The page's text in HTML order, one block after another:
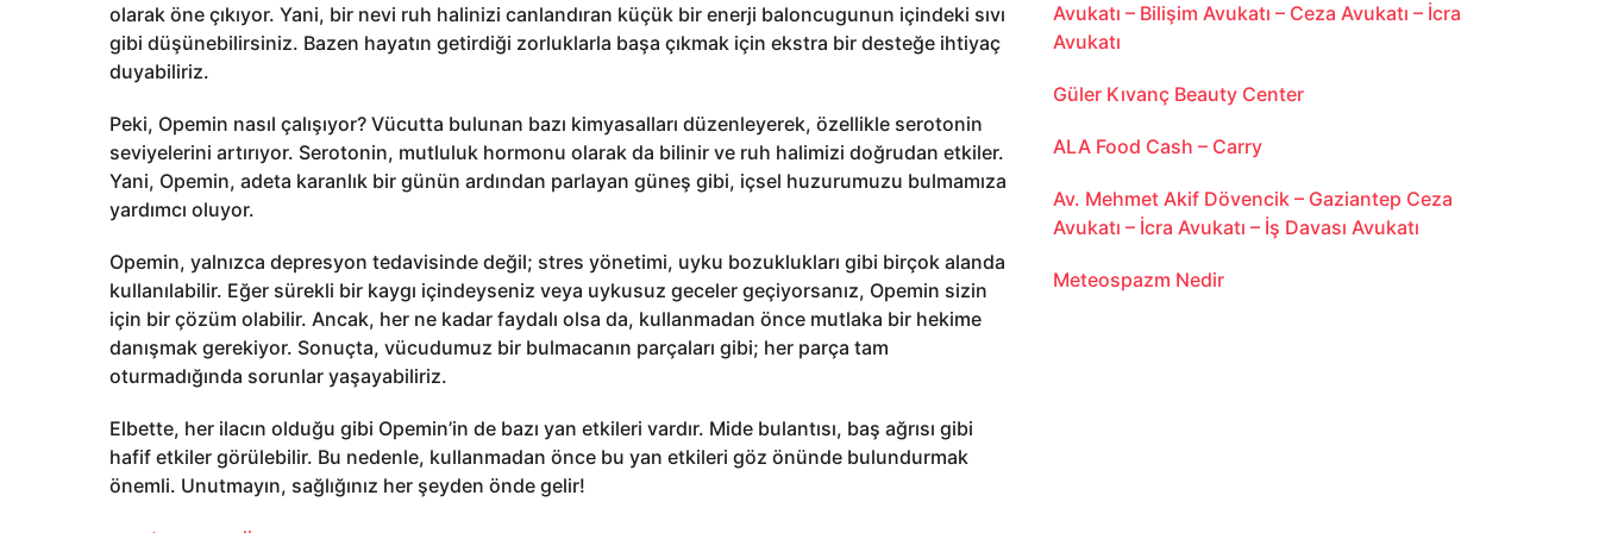
olarak öne çıkıyor. Yani, bir nevi ruh halinizi canlandıran küçük bir enerji baloncugunun içindeki sıvı
gibi düşünebilirsiniz. Bazen hayatın getirdiği zorluklarla başa çıkmak için ekstra bir desteğe ihtiyaç
duyabiliriz.
Peki, Opemin nasıl çalışıyor? Vücutta bulunan bazı kimyasalları düzenleyerek, özellikle serotonin
seviyelerini artırıyor. Serotonin, mutluluk hormonu olarak da bilinir ve ruh halimizi doğrudan etkiler.
Yani, Opemin, adeta karanlık bir günün ardından parlayan güneş gibi, içsel huzurumuzu bulmamıza
yardımcı oluyor.
Opemin, yalnızca depresyon tedavisinde değil; stres yönetimi, uyku bozuklukları gibi birçok alanda
kullanılabilir. Eğer sürekli bir kaygı içindeyseniz veya uykusuz geceler geçiyorsanız, Opemin sizin
için bir çözüm olabilir. Ancak, her ne kadar faydalı olsa da, kullanmadan önce mutlaka bir hekime
danışmak gerekiyor. Sonuçta, vücudumuz bir bulmacanın parçaları gibi; her parça tam
oturmadığında sorunlar yaşayabiliriz.
Elbette, her ilacın olduğu gibi Opemin’in de bazı yan etkileri vardır. Mide bulantısı, baş ağrısı gibi
hafif etkiler görülebilir. Bu nedenle, kullanmadan önce bu yan etkileri göz önünde bulundurmak
önemli. Unutmayın, sağlığınız her şeyden önde gelir!
Avukatı – Bilişim Avukatı – Ceza Avukatı – İcra
Avukatı
Güler Kıvanç Beauty Center
ALA Food Cash – Carry
Av. Mehmet Akif Dövencik – Gaziantep Ceza
Avukatı – İcra Avukatı – İş Davası Avukatı
Meteospazm Nedir